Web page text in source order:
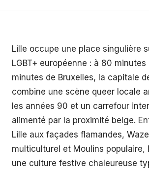
Lille occupe une place singulière
LGBT+ européenne : à 80
minutes de Bruxelles, la capitale
combine une scène queer locale
les années 90 et un carrefour
alimenté par la proximité belge.
Lille aux façades flamandes,
multiculturel et Moulins populaire,
une culture festive chaleureuse